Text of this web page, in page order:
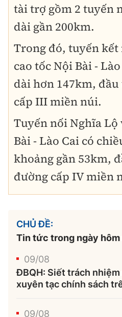
tài trợ gồm 2 tuyến
dài gần 200km.
Trong đó, tuyến
cao tốc Nội Bài -
dài hơn 147km,
cấp III miền núi.
Tuyến nối Nghĩa Lộ
Bài - Lào Cai có
khoảng gần 53km,
đường cấp IV miền
CHỦ ĐỀ:
Tin tức trong ngày hôm
09/08
ĐBQH: Siết trách
xuyên tạc chính sách
09/08